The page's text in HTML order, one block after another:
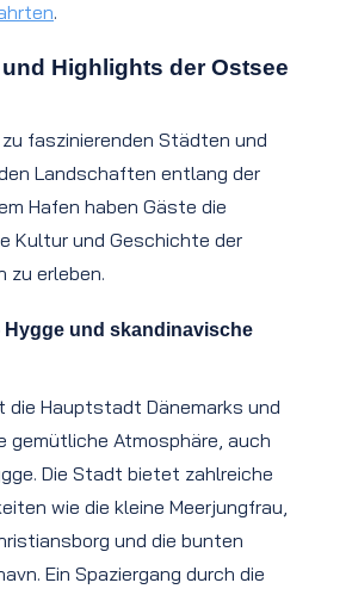
.
Highlights der Ostsee
faszinierenden Städten und
Landschaften entlang der
Hafen haben Gäste die
Kultur und Geschichte der
zu erleben.
Hygge und skandinavische
die Hauptstadt Dänemarks und
gemütliche Atmosphäre, auch
Die Stadt bietet zahlreiche
wie die kleine Meerjungfrau,
und die bunten
Ein Spaziergang durch die